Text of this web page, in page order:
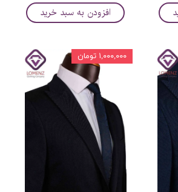
افزودن به سبد خرید
۱,۰۰۰,۰۰۰ تومان